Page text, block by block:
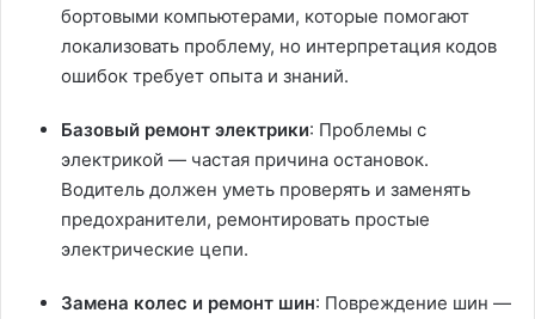
бортовыми компьютерами, которые помогают
локализовать проблему, но интерпретация кодов
ошибок требует опыта и знаний.
Базовый ремонт электрики: Проблемы с
электрикой — частая причина остановок.
Водитель должен уметь проверять и заменять
предохранители, ремонтировать простые
электрические цепи.
Замена колес и ремонт шин: Повреждение шин —